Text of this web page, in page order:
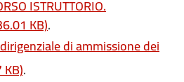
ISTRUTTORIO.
KB).
di ammissione dei
.